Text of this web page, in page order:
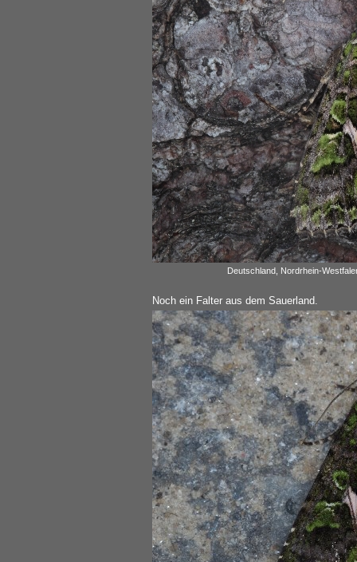
Deutschland, Nordrhein-
Noch ein Falter aus dem Sauerland.